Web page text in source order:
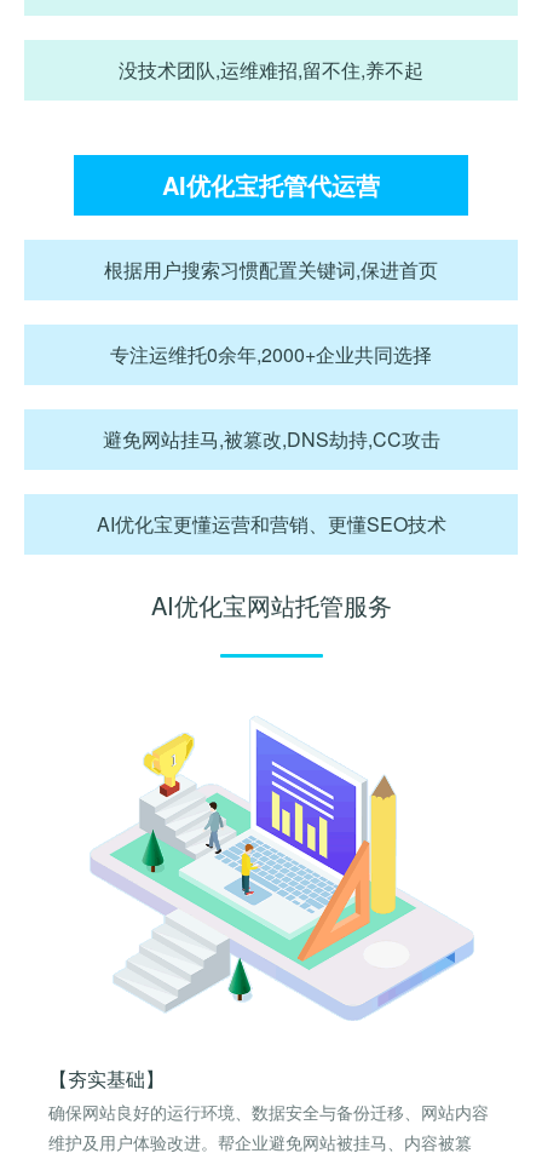
没技术团队,运维难招,留不住,养不起
AI优化宝托管代运营
根据用户搜索习惯配置关键词,保进首页
专注运维托0余年,2000+企业共同选择
避免网站挂马,被篡改,DNS劫持,CC攻击
AI优化宝更懂运营和营销、更懂SEO技术
AI优化宝网站托管服务
【夯实基础】
确保网站良好的运行环境、数据安全与备份迁移、网站内容
维护及用户体验改进。帮企业避免网站被挂马、内容被篡